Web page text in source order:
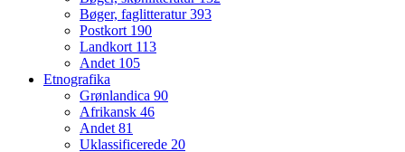
Bøger, faglitteratur393
Postkort 190
Landkort 113
Andet 105
Etnografika
Grønlandica 90
Afrikansk 46
Andet81
Uklassificerede 20